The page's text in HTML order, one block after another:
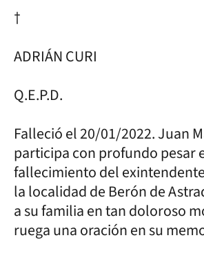
†
ADRIÁN CURI
Q.E.P.D.
Falleció el 20/01/2022. Juan
participa con profundo pesar
fallecimiento del
la localidad de Berón de
a su familia en tan doloroso
ruega una oración en su